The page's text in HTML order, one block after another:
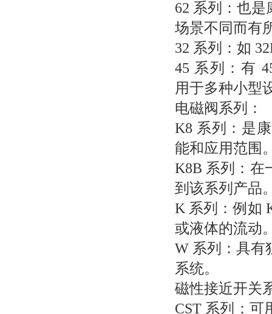
62 系列：也
场景不同而有
32 系列：如
45 系列：有
用于多种小型
电磁阀系列：
K8 系列：是
能和应用范围
K8B 系列：在
到该系列产品
K 系列：例如
或液体的流动
W 系列：具有
系统。
磁性接近开关
CST 系列：可